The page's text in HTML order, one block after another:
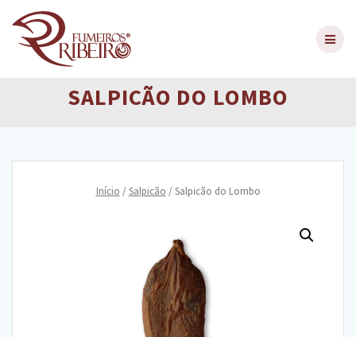
SALPICÃO DO LOMBO
Início /Salpicão / Salpicão do Lombo